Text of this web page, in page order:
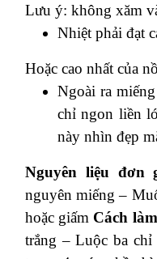
Lưu ý: không xăm
Nhiệt phải đạt
Hoặc cao nhất của
Ngoài ra
chỉ ngon liền
này nhìn đẹp
Nguyên liệu đơn
nguyên miếng –
hoặc giấm Cách
trắng – Luộc ba chỉ